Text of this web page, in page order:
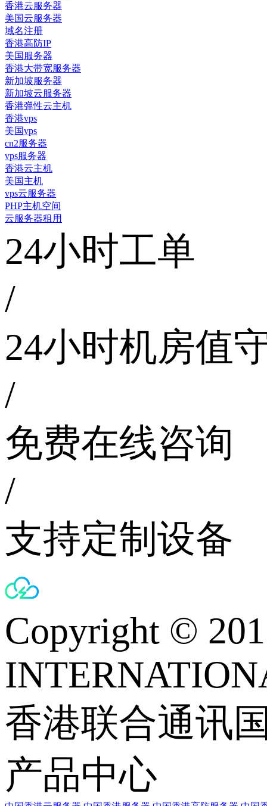
香港云服务器
美国云服务器
域名注册
香港高防IP
美国服务器
香港大带宽服务器
新加坡服务器
新加坡云服务器
香港弹性云主机
香港vps
美国vps
cn2服务器
vps服务器
香港云主机
美国主机
vps云服务器
PHP主机空间
云服务器租用
24小时工单
/
24小时机房值
/
免费在线咨询
/
支持定制设备
Copyright ©
香港联合通讯
产品中心